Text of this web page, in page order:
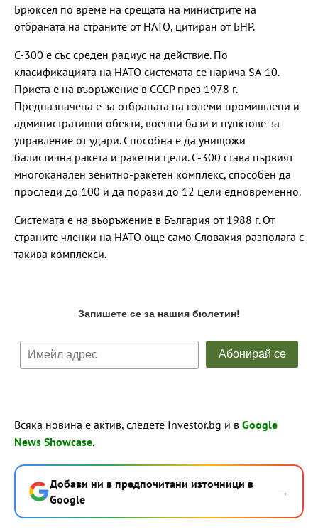
Брюксел по време на срещата на министрите на
отбраната на страните от НАТО, цитиран от БНР.
С-300 е със среден радиус на действие. По
класификацията на НАТО системата се нарича SA-10.
Приета е на въоръжение в СССР през 1978 г.
Предназначена е за отбраната на големи промишлени и
административни обекти, военни бази и пунктове за
управление от удари. Способна е да унищожи
балистична ракета и ракетни цели. С-300 става първият
многоканален зенитно-ракетен комплекс, способен да
проследи до 100 и да порази до 12 цели едновременно.
Системата е на въоръжение в България от 1988 г. От
страните членки на НАТО още само Словакия разполага с
такива комплекси.
Всяка новина е актив, следете Investor.bg и в Google
News Showcase.
Добави ни в предпочитани източници в
Google
→